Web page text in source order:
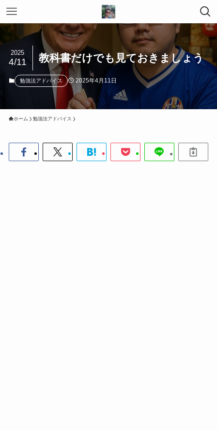
教科書だけでも見ておきましょう
2025
4/11
勉強法アドバイス 2025年4月11日
ホーム 勉強法アドバイス